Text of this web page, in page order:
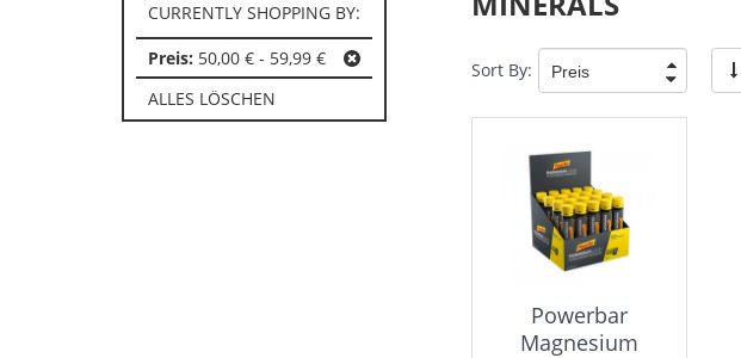
CURRENTLY SHOPPING BY:
Preis: 50,00 € - 59,99 €
ALLES LÖSCHEN
Sort By:
Powerbar
Magnesium